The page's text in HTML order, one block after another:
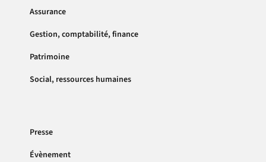
Assurance
Gestion, comptabilité, finance
Patrimoine
Social, ressources humaines
Presse
Évènement